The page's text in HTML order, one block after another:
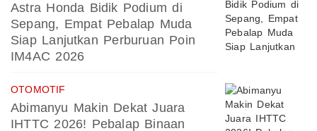
Astra Honda Bidik Podium di
Sepang, Empat Pebalap Muda
Siap Lanjutkan Perburuan Poin
IM4AC 2026
OTOMOTIF
Abimanyu Makin Dekat Juara
IHTTC 2026! Pebalap Binaan